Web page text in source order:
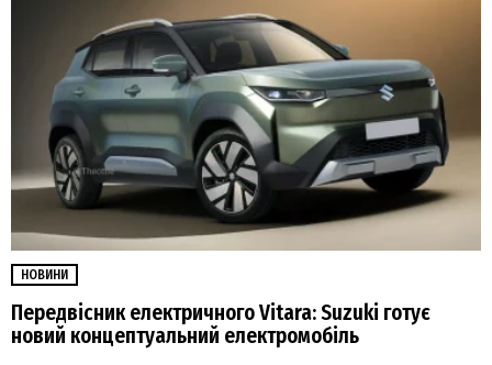
НОВИНИ
Передвісник електричного Vitara: Suzuki готує
новий концептуальний електромобіль